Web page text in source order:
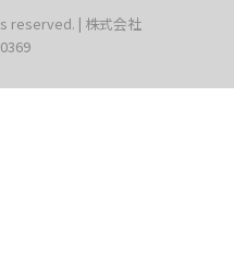
reserved. | 株式会社